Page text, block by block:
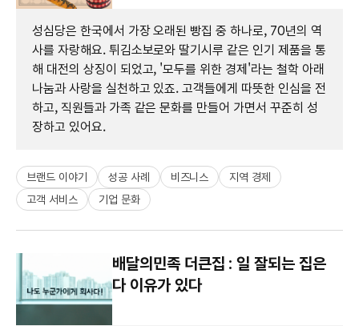
성심당은 한국에서 가장 오래된 빵집 중 하나로, 70년의 역
사를 자랑해요. 튀김소보로와 딸기시루 같은 인기 제품을 통
해 대전의 상징이 되었고, '모두를 위한 경제'라는 철학 아래
나눔과 사랑을 실천하고 있죠. 고객들에게 따뜻한 인심을 전
하고, 직원들과 가족 같은 문화를 만들어 가면서 꾸준히 성
장하고 있어요.
브랜드 이야기 성공 사례 비즈니스
지역 경제
고객 서비스
기업 문화
배달의민족 더큰집 : 일 잘되는 집은
다 이유가 있다